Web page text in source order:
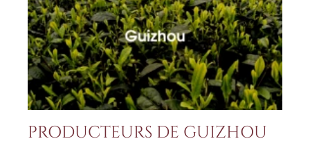
PRODUCTEURS DE GUIZHOU